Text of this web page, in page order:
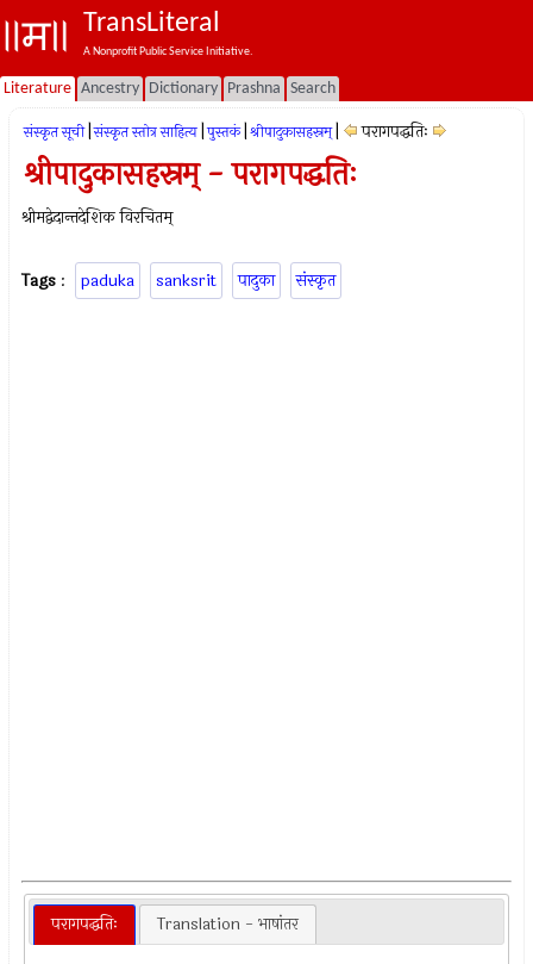
TransLiteral
A Nonprofit Public Service Initiative.
Literature Ancestry Dictionary Prashna Search
संस्कृत सूची संस्कृत स्तोत्र साहित्य पुस्तकं श्रीपादुकासहस्रम् परागपद्धतिः
श्रीपादुकासहस्रम् - परागपद्धतिः
श्रीमद्वेदान्तदेशिक विरचितम्
Tags : paduka sanksrit पादुका संस्कृत
परागपद्धतिः Translation - भाषांतर